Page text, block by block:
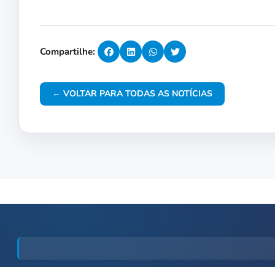
Compartilhe:
← VOLTAR PARA TODAS AS NOTÍCIAS